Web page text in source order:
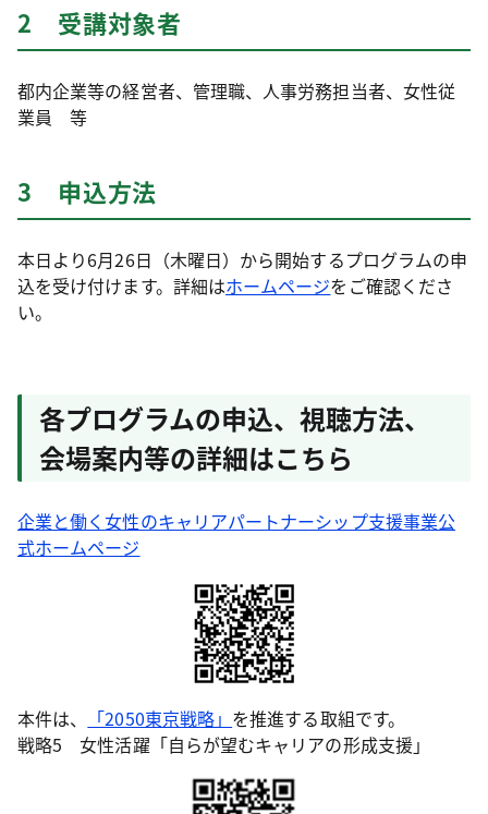
2 受講対象者
都内企業等の経営者、管理職、人事労務担当者、女性従
業員 等
3 申込方法
本日より6月26日（木曜日）から開始するプログラムの申
込を受け付けます。詳細はホームページをご確認くださ
い。
各プログラムの申込、視聴方法、
会場案内等の詳細はこちら
企業と働く女性のキャリアパートナーシップ支援事業公
式ホームページ
本件は、 「2050東京戦略」 を推進する取組です。
戦略5 女性活躍「自らが望むキャリアの形成支援」